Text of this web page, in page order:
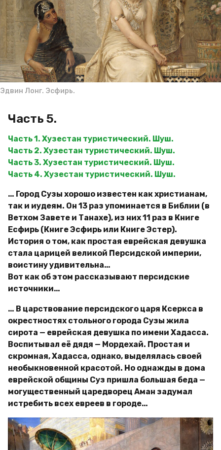
g
o
и
м
и
р
Эдвин Лонг. Эсфирь.
Часть 5.
Часть 1. Хузестан туристический. Шуш.
Часть 2. Хузестан туристический. Шуш.
Часть 3. Хузестан туристический. Шуш.
Часть 4. Хузестан туристический. Шуш.
… Город Сузы хорошо известен как христианам,
так и иудеям. Он 13 раз упоминается в Библии (в
Ветхом Завете и Танахе), из них 11 раз в Книге
Есфирь (Книге Эсфирь или Книге Эстер).
История о том, как простая еврейская девушка
стала царицей великой Персидской империи,
воистину удивительна…
Вот как об этом рассказывают персидские
источники…
… В царствование персидского царя Ксеркса в
окрестностях стольного города Сузы жила
сирота — еврейская девушка по имени Хадасса.
Воспитывал её дядя — Мордехай. Простая и
скромная, Хадасса, однако, выделялась своей
необыкновенной красотой. Но однажды в дома
еврейской общины Суз пришла большая беда —
могущественный царедворец Аман задумал
истребить всех евреев в городе…